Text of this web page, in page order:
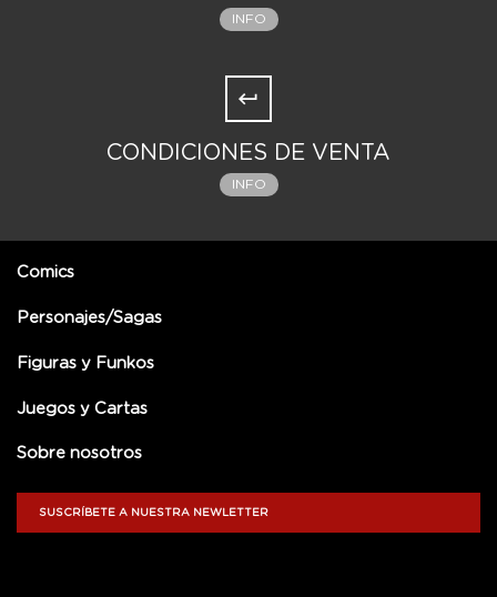
INFO
CONDICIONES DE VENTA
INFO
Comics
Personajes/Sagas
Figuras y Funkos
Juegos y Cartas
Sobre nosotros
SUSCRÍBETE A NUESTRA NEWLETTER